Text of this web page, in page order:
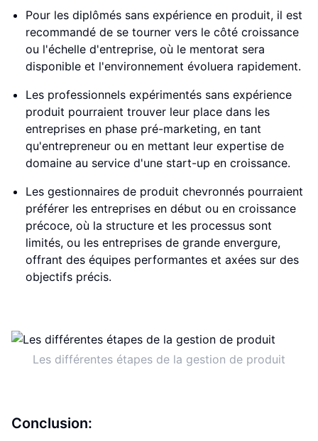
Pour les diplômés sans expérience en produit, il est
recommandé de se tourner vers le côté croissance
ou l'échelle d'entreprise, où le mentorat sera
disponible et l'environnement évoluera rapidement.
Les professionnels expérimentés sans expérience
produit pourraient trouver leur place dans les
entreprises en phase pré-marketing, en tant
qu'entrepreneur ou en mettant leur expertise de
domaine au service d'une start-up en croissance.
Les gestionnaires de produit chevronnés pourraient
préférer les entreprises en début ou en croissance
précoce, où la structure et les processus sont
limités, ou les entreprises de grande envergure,
offrant des équipes performantes et axées sur des
objectifs précis.
Les différentes étapes de la gestion de produit
Conclusion: